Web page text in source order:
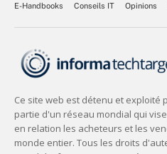
E-Handbooks Conseils IT Opinions